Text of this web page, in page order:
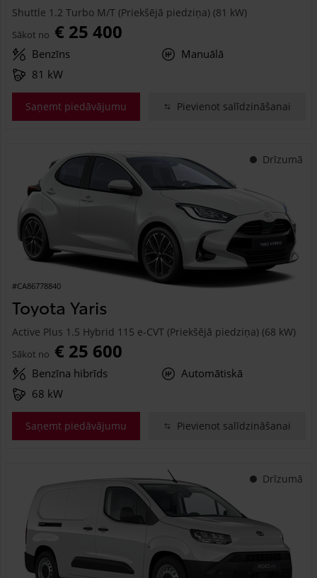
Shuttle 1.2 Turbo M/T (Priekšējā piedziņa) (81 kW)
Sākot no € 25 400
Benzīns
Manuālā
81 kW
Saņemt piedāvājumu Pievienot salīdzināšanai
Drīzumā
#CA86778840
Toyota Yaris
Active Plus 1.5 Hybrid 115 e-CVT (Priekšējā piedziņa) (68 kW)
Sākot no € 25 600
Benzīna hibrīds
Automātiskā
68 kW
Saņemt piedāvājumu Pievienot salīdzināšanai
Drīzumā